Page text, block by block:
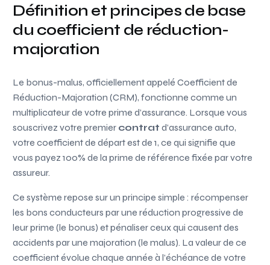
Définition et principes de base
du coefficient de réduction-
majoration
Le bonus-malus, officiellement appelé Coefficient de
Réduction-Majoration (CRM), fonctionne comme un
multiplicateur de votre prime d’assurance. Lorsque vous
souscrivez votre premier contrat d’assurance auto,
votre coefficient de départ est de 1, ce qui signifie que
vous payez 100% de la prime de référence fixée par votre
assureur.
Ce système repose sur un principe simple : récompenser
les bons conducteurs par une réduction progressive de
leur prime (le bonus) et pénaliser ceux qui causent des
accidents par une majoration (le malus). La valeur de ce
coefficient évolue chaque année à l’échéance de votre